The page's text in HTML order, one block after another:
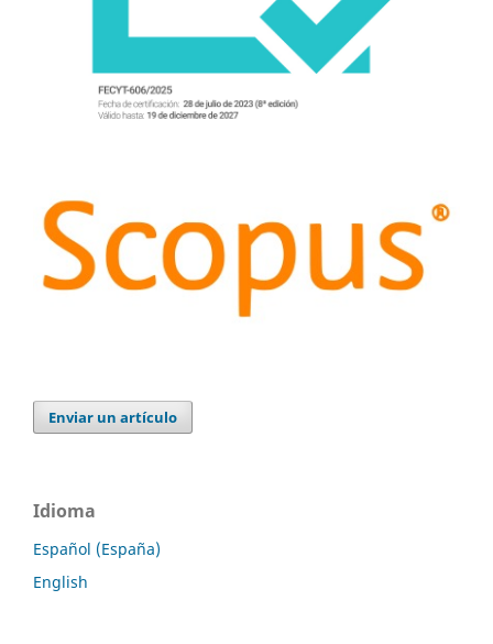
Enviar un artículo
Idioma
Español (España)
English